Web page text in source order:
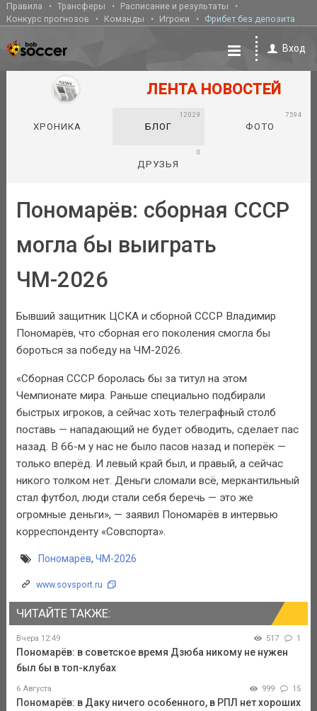
Правила Трансферы
Расписание и результаты
Конкурс прогнозов
Команды Игроки Фрибет без депозита
Вход
ЛЕНТА НОВОСТЕЙ
ХРОНИКА БЛОГ
12029
ФОТО
7594
ДРУЗЬЯ
0
Пономарёв: сборная СССР
могла бы выиграть
ЧМ-2026
Бывший защитник ЦСКА и сборной СССР Владимир
Пономарёв, что сборная его поколения смогла бы
бороться за победу на ЧМ-2026.
«Сборная СССР боролась бы за титул на этом
Чемпионате мира. Раньше специально подбирали
быстрых игроков, а сейчас хоть телеграфный столб
поставь — нападающий не будет обводить, сделает пас
назад. В 66-м у нас не было пасов назад и поперёк —
только вперёд. И левый край был, и правый, а сейчас
никого толком нет. Деньги сломали всё, меркантильный
стал футбол, люди стали себя беречь — это же
огромные деньги», — заявил Пономарёв в интервью
корреспонденту «Совспорта».
Пономарёв, ЧМ-2026
www.sovsport.ru
ЧИТАЙТЕ ТАКЖЕ:
Вчера 12:49 517 1
Пономарёв: в советское время Дзюба никому не нужен
был бы в топ-клубах
6 Августа 999 15
Пономарёв: в Даку ничего особенного, в РПЛ нет хороших